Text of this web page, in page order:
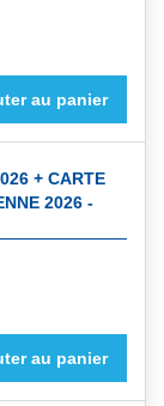
au panier
+ CARTE
2026 -
au panier